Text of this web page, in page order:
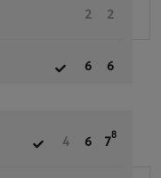
2 2
6 6
4 6 7
8